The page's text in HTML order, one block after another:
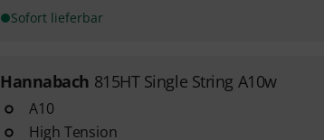
Sofort lieferbar
Hannabach 815HT Single String A10w
A10
High Tension